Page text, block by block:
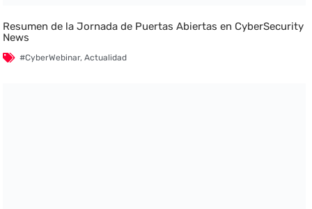
Resumen de la Jornada de Puertas Abiertas en CyberSecurity
News
#CyberWebinar,Actualidad